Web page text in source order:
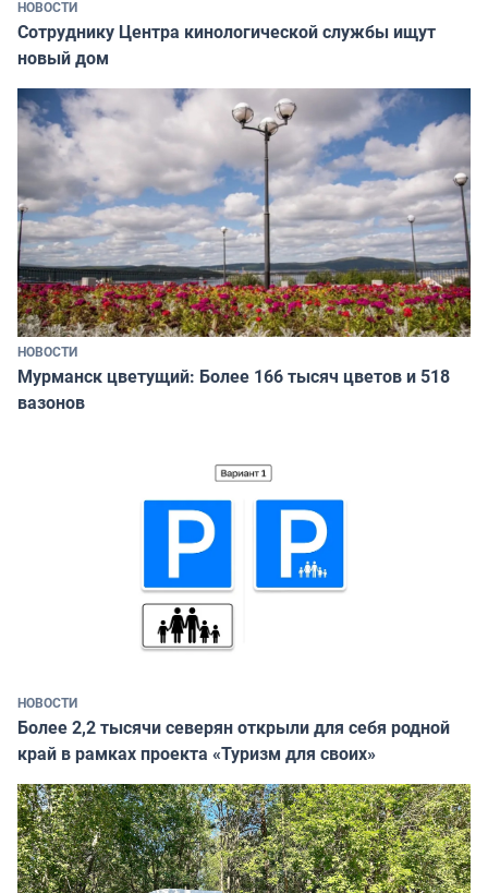
НОВОСТИ
Сотруднику Центра кинологической службы ищут
новый дом
НОВОСТИ
Мурманск цветущий: Более 166 тысяч цветов и 518
вазонов
НОВОСТИ
Более 2,2 тысячи северян открыли для себя родной
край в рамках проекта «Туризм для своих»